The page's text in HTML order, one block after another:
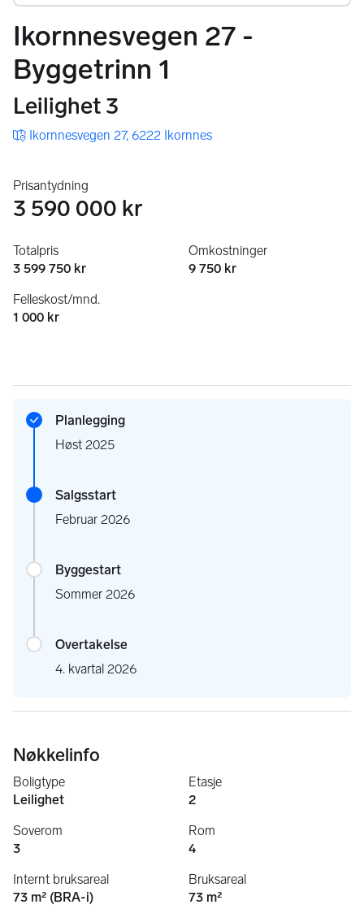
Ikornnesvegen 27 -
Byggetrinn 1
Leilighet 3
Ikornnesvegen 27, 6222 Ikornnes
Prisantydning
3 590 000 kr
Totalpris
3 599 750 kr
Omkostninger
9 750 kr
Felleskost/mnd.
1 000 kr
Planlegging
Høst 2025
Salgsstart
Februar 2026
Byggestart
Sommer 2026
Overtakelse
4. kvartal 2026
Nøkkelinfo
Boligtype
Leilighet
Etasje
2
Soverom
3
Rom
4
Internt bruksareal
73 m² (BRA-i)
Bruksareal
73 m²